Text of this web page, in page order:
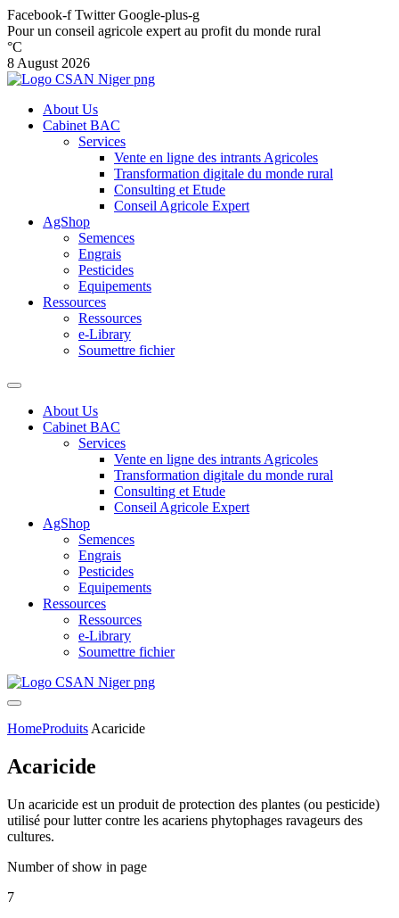
Facebook-f Twitter Google-plus-g
Pour un conseil agricole expert au profit du monde rural
°C
8 August 2026
About Us
Cabinet BAC
Services
Vente en ligne des intrants Agricoles
Transformation digitale du monde rural
Consulting et Etude
Conseil Agricole Expert
AgShop
Semences
Engrais
Pesticides
Equipements
Ressources
Ressources
e-Library
Soumettre fichier
About Us
Cabinet BAC
Services
Vente en ligne des intrants Agricoles
Transformation digitale du monde rural
Consulting et Etude
Conseil Agricole Expert
AgShop
Semences
Engrais
Pesticides
Equipements
Ressources
Ressources
e-Library
Soumettre fichier
HomeProduits Acaricide
Acaricide
Un acaricide est un produit de protection des plantes (ou pesticide)
utilisé pour lutter contre les acariens phytophages ravageurs des
cultures.
Number of show in page
7